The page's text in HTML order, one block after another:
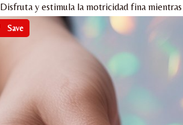
Disfruta y estimula la motricidad fina
Save